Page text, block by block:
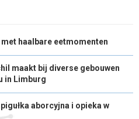
haalbare eetmomenten
maakt bij diverse gebouwen
in Limburg
aborcyjna i opieka w